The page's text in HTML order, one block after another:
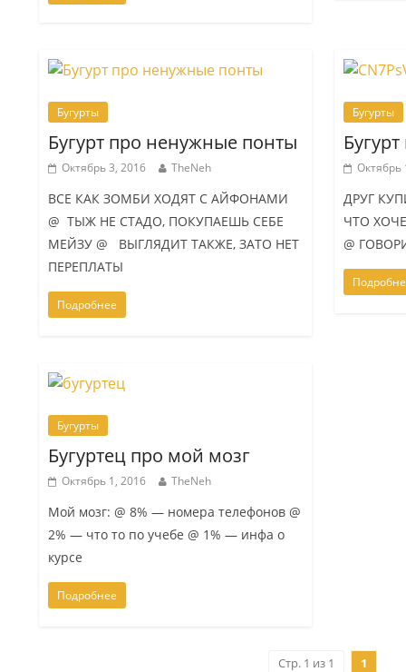
Бугурты
Бугурт про ненужные понты
Октябрь 3, 2016 TheNeh
ВСЕ КАК ЗОМБИ ХОДЯТ С АЙФОНАМИ
@ ТЫЖ НЕ СТАДО, ПОКУПАЕШЬ СЕБЕ
МЕЙЗУ @ ВЫГЛЯДИТ ТАКЖЕ, ЗАТО НЕТ
ПЕРЕПЛАТЫ
Подробнее
Бугурты
Октябрь
ДРУГ
ЧТО
@
Бугурты
Бугуртец про мой мозг
Октябрь 1, 2016 TheNeh
Мой мозг: @ 8% — номера телефонов @
2% — что то по учебе @ 1% — инфа о
курсе
Подробнее
Стр. 1 из 1 1